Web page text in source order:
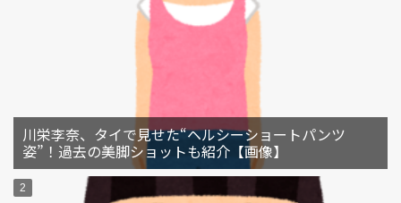
川栄李奈、タイで見せた“ヘルシーショートパンツ
姿”！過去の美脚ショットも紹介【画像】